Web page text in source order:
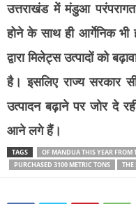
उत्तराखंड में मंडुआ
होने के साथ ही आर्गेनिक भी
द्वारा मिलेट्स उत्पादों को
है। इसलिए राज्य सरकार
उत्पादन बढ़ाने पर जोर दे
आने लगे हैं।
TAGS OF MANDUA THIS YEAR FROM
PURCHASED 3100 METRIC TONS
THE